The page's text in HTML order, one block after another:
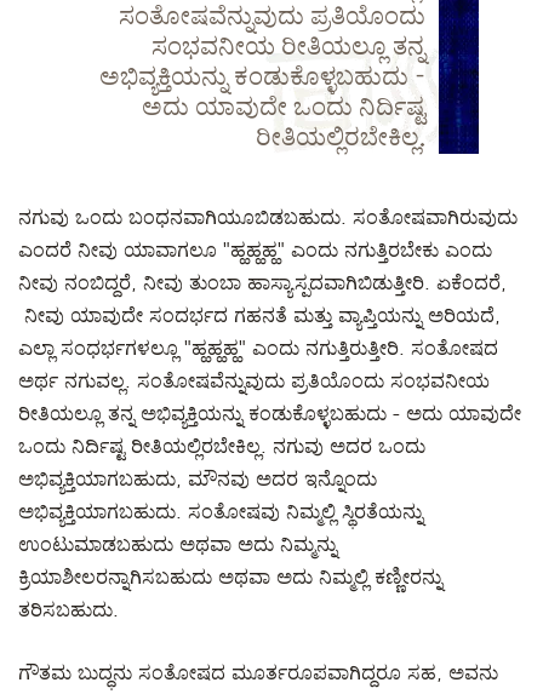
ಸಂತೋಷವೆನ್ನುವುದು ಪ್ರತಿಯೊಂದು
ಸಂಭವನೀಯ ರೀತಿಯಲ್ಲೂ ತನ್ನ
ಅಭಿವ್ಯಕ್ತಿಯನ್ನು ಕಂಡುಕೊಳ್ಳಬಹುದು -
ಅದು ಯಾವುದೇ ಒಂದು ನಿರ್ದಿಷ್ಟ
ರೀತಿಯಲ್ಲಿರಬೇಕಿಲ್ಲ.
ನಗುವು ಒಂದು ಬಂಧನವಾಗಿಯೂಬಿಡಬಹುದು. ಸಂತೋಷವಾಗಿರುವುದು
ಎಂದರೆ ನೀವು ಯಾವಾಗಲೂ "ಹ್ಹಹ್ಹಹ್ಹ" ಎಂದು ನಗುತ್ತಿರಬೇಕು ಎಂದು
ನೀವು ನಂಬಿದ್ದರೆ, ನೀವು ತುಂಬಾ ಹಾಸ್ಯಾಸ್ಪದವಾಗಿಬಿಡುತ್ತೀರಿ. ಏಕೆಂದರೆ,
ನೀವು ಯಾವುದೇ ಸಂದರ್ಭದ ಗಹನತೆ ಮತ್ತು ವ್ಯಾಪ್ತಿಯನ್ನು ಅರಿಯದೆ,
ಎಲ್ಲಾ ಸಂಧರ್ಭಗಳಲ್ಲೂ "ಹ್ಹಹ್ಹಹ್ಹ" ಎಂದು ನಗುತ್ತಿರುತ್ತೀರಿ. ಸಂತೋಷದ
ಅರ್ಥ ನಗುವಲ್ಲ. ಸಂತೋಷವೆನ್ನುವುದು ಪ್ರತಿಯೊಂದು ಸಂಭವನೀಯ
ರೀತಿಯಲ್ಲೂ ತನ್ನ ಅಭಿವ್ಯಕ್ತಿಯನ್ನು ಕಂಡುಕೊಳ್ಳಬಹುದು - ಅದು ಯಾವುದೇ
ಒಂದು ನಿರ್ದಿಷ್ಟ ರೀತಿಯಲ್ಲಿರಬೇಕಿಲ್ಲ. ನಗುವು ಅದರ ಒಂದು
ಅಭಿವ್ಯಕ್ತಿಯಾಗಬಹುದು, ಮೌನವು ಅದರ ಇನ್ನೊಂದು
ಅಭಿವ್ಯಕ್ತಿಯಾಗಬಹುದು. ಸಂತೋಷವು ನಿಮ್ಮಲ್ಲಿ ಸ್ಥಿರತೆಯನ್ನು
ಉಂಟುಮಾಡಬಹುದು ಅಥವಾ ಅದು ನಿಮ್ಮನ್ನು
ಕ್ರಿಯಾಶೀಲರನ್ನಾಗಿಸಬಹುದು ಅಥವಾ ಅದು ನಿಮ್ಮಲ್ಲಿ ಕಣ್ಣೀರನ್ನು
ತರಿಸಬಹುದು.
ಗೌತಮ ಬುದ್ಧನು ಸಂತೋಷದ ಮೂರ್ತರೂಪವಾಗಿದ್ದರೂ ಸಹ, ಅವನು